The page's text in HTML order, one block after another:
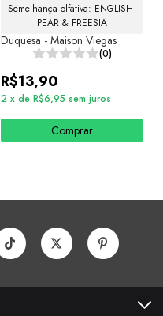
Semelhança olfativa: ENGLISH
PEAR & FREESIA
Duquesa - Maison Viegas
(0)
R$13,90
2 x de R$6,95 sem juros
Comprar